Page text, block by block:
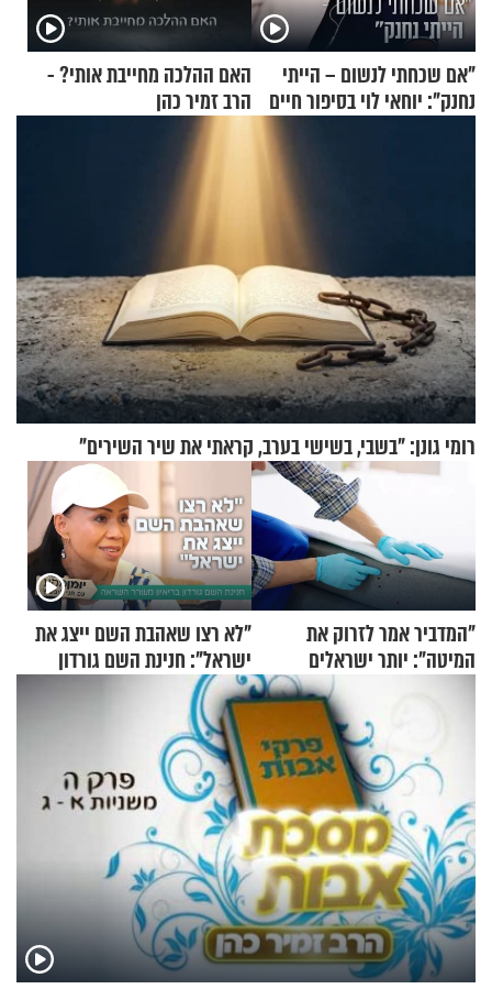
"אם שכחתי לנשום – הייתי
נחנק": יוחאי לוי בסיפור חיים
האם ההלכה מחייבת אותי? -
הרב זמיר כהן
רומי גונן: "בשבי, בשישי בערב, קראתי את שיר השירים"
"המדביר אמר לזרוק את
המיטה": יותר ישראלים
מדווחים על מכת פשפשי
"לא רצו שאהבת השם ייצג את
ישראל": חנינת השם גורדון
בריאיון מעורר השראה